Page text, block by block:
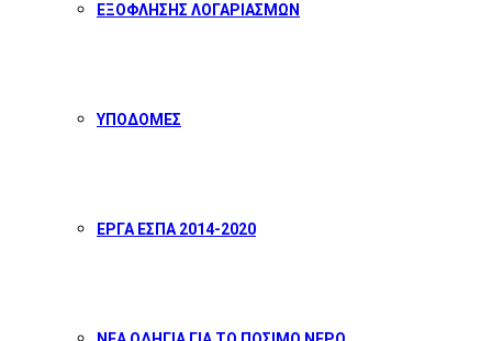
ΕΞΟΦΛΗΣΗΣ ΛΟΓΑΡΙΑΣΜΩΝ
ΥΠΟΔΟΜΕΣ
ΕΡΓΑ ΕΣΠΑ 2014-2020